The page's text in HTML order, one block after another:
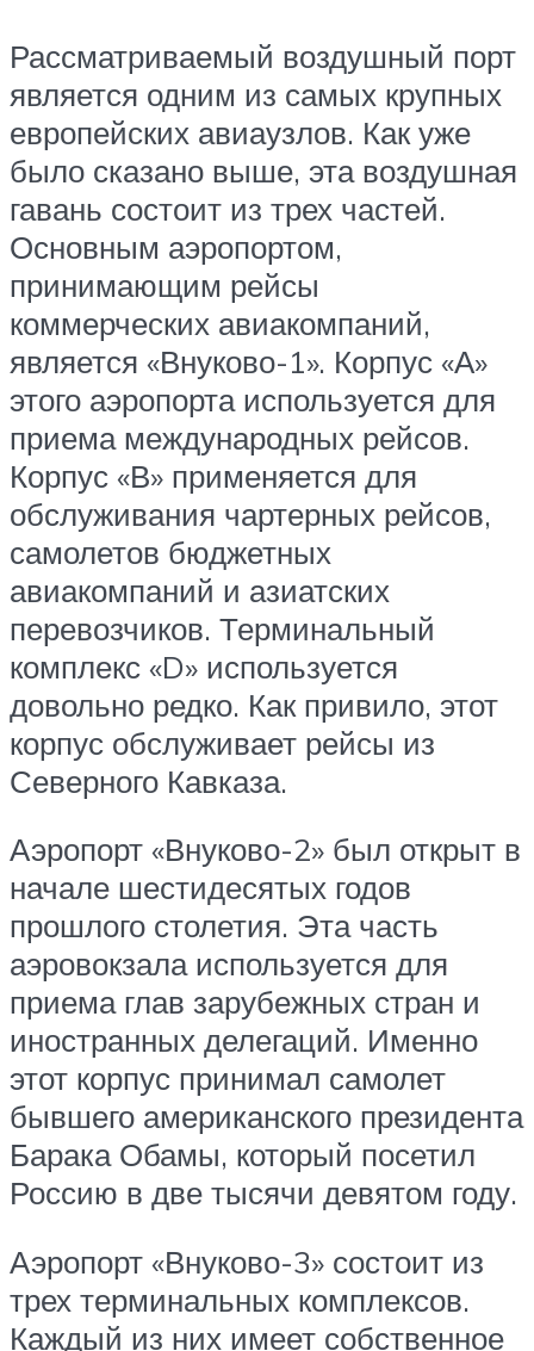
Рассматриваемый воздушный порт
является одним из самых крупных
европейских авиаузлов. Как уже
было сказано выше, эта воздушная
гавань состоит из трех частей.
Основным аэропортом,
принимающим рейсы
коммерческих авиакомпаний,
является «Внуково-1». Корпус «А»
этого аэропорта используется для
приема международных рейсов.
Корпус «В» применяется для
обслуживания чартерных рейсов,
самолетов бюджетных
авиакомпаний и азиатских
перевозчиков. Терминальный
комплекс «D» используется
довольно редко. Как привило, этот
корпус обслуживает рейсы из
Северного Кавказа.
Аэропорт «Внуково-2» был открыт в
начале шестидесятых годов
прошлого столетия. Эта часть
аэровокзала используется для
приема глав зарубежных стран и
иностранных делегаций. Именно
этот корпус принимал самолет
бывшего американского президента
Барака Обамы, который посетил
Россию в две тысячи девятом году.
Аэропорт «Внуково-3» состоит из
трех терминальных комплексов.
Каждый из них имеет собственное